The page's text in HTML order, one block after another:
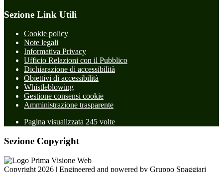
Sezione Link Utili
Cookie policy
Note legali
Informativa Privacy
Ufficio Relazioni con il Pubblico
Dichiarazione di accessibilità
Obiettivi di accessibilità
Whistleblowing
Gestione consensi cookie
Amministrazione trasparente
Pagina visualizzata 245 volte
Sezione Copyright
Copyright 2026 | Engineered and powered by Gruppo Spaggiari